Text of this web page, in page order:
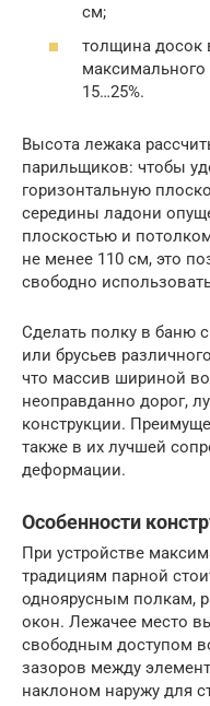
см;
толщина досок
максимального
15…25%.
Высота лежака
парильщиков: чтобы
горизонтальную
середины ладони
плоскостью и
не менее 110 см, это
свободно
Сделать полку в баню
или брусьев
что массив шириной
неоправданно дорог,
конструкции.
также в их лучшей
деформации.
Особенности
При устройстве
традициям парной
одноярусным полкам,
окон. Лежачее место
свободным доступом
зазоров между
наклоном наружу для